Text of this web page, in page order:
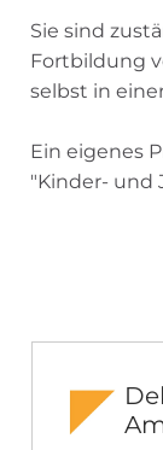
Sie sind
Fortbildung
selbst in
Ein eigenes
"Kinder- und